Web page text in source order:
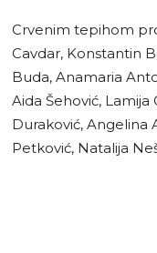
Crvenim tepihom
Cavdar, Konstantin
Buda, Anamaria
Aida Šehović,
Duraković, Angelina
Petković, Natalija